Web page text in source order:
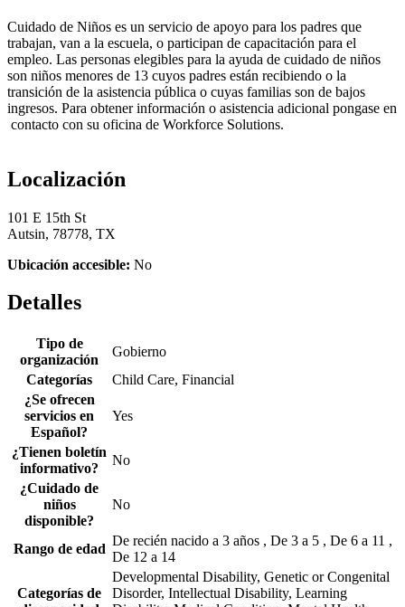
Cuidado de Niños es un servicio de apoyo para los padres que
trabajan, van a la escuela, o participan de capacitación para el
empleo. Las personas elegibles para la ayuda de cuidado de niños
son niños menores de 13 cuyos padres están recibiendo o la
transición de la asistencia pública o cuyas familias son de bajos
ingresos. Para obtener información o asistencia adicional pongase en
contacto con su oficina de Workforce Solutions.
Localización
101 E 15th St
Autsin, 78778, TX
Ubicación accesible: No
Detalles
Tipo de
organización
Gobierno
Categorías
Child Care, Financial
¿Se ofrecen
servicios en
Español?
Yes
¿Tienen boletín
informativo?
No
¿Cuidado de
niños
disponible?
No
Rango de edad
De recién nacido a 3 años , De 3 a 5 , De 6 a 11 ,
De 12 a 14
Categorías de
Developmental Disability, Genetic or Congenital
Disorder, Intellectual Disability, Learning